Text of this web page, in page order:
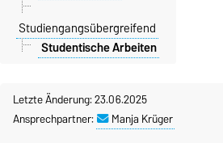
Studiengangsübergreifend
Studentische Arbeiten
Letzte Änderung: 23.06.2025
Ansprechpartner:
Manja Krüger